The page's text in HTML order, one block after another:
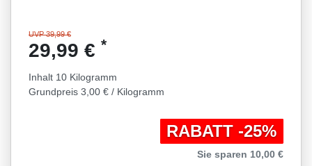
UVP 39,99 €
29,99 € *
Inhalt 10 Kilogramm
Grundpreis 3,00 € / Kilogramm
RABATT -25%
Sie sparen 10,00 €